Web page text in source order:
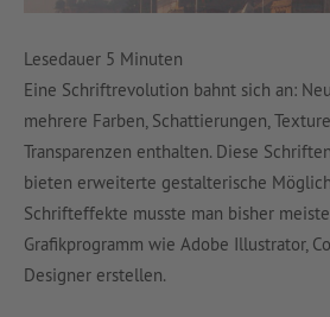
Lesedauer 5 Minuten
Eine Schriftrevolution bahnt sich an:
mehrere Farben, Schattierungen,
Transparenzen enthalten. Diese
bieten erweiterte gestalterische
Schrifteffekte musste man bisher
Grafikprogramm wie Adobe Illustrator,
Designer erstellen.